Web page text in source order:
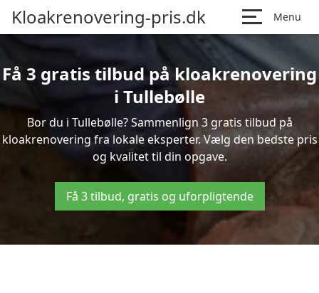
Kloakrenovering-pris.dk Menu
Få 3 gratis tilbud på kloakrenovering
i Tullebølle
Bor du i Tullebølle? Sammenlign 3 gratis tilbud på
kloakrenovering fra lokale eksperter. Vælg den bedste pris
og kvalitet til din opgave.
Få 3 tilbud, gratis og uforpligtende